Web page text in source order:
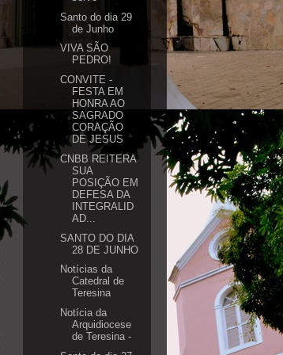
Santo do dia 29
de Junho
VIVA SÃO
PEDRO!
CONVITE -
FESTA EM
HONRA AO
SAGRADO
CORAÇÃO
DE JESUS
CNBB REITERA
SUA
POSIÇÃO EM
DEFESA DA
INTEGRALID
AD...
SANTO DO DIA
28 DE JUNHO
Notícias da
Catedral de
Teresina
Notícia da
Arquidiocese
de Teresina -